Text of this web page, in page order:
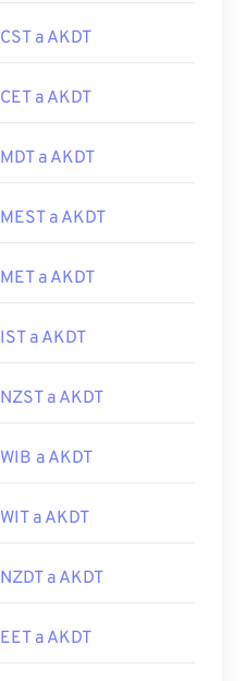
CST a AKDT
CET a AKDT
MDT a AKDT
MEST a AKDT
MET a AKDT
IST a AKDT
NZST a AKDT
WIB a AKDT
WIT a AKDT
NZDT a AKDT
EET a AKDT